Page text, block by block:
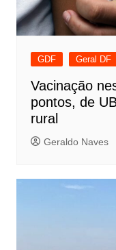
GDF Geral DF
Vacinação
pontos, de
rural
Geraldo Naves